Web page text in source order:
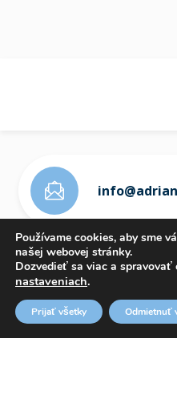
Používame cookies, aby sme
našej webovej stránky.
Dozvedieť sa viac a spravovať
nastaveniach.
Prijať všetky Odmietnuť